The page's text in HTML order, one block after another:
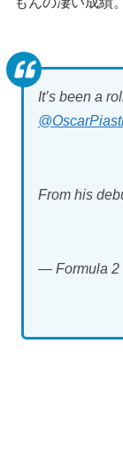
It’s been a
From his
— Formula 2